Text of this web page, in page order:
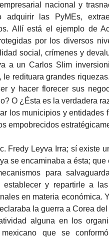
nacional y
adquirir las PyMEs,
Allí está el ejemplo de
por los diversos
social, crímenes y
a un Carlos Slim
le redituara grandes
y hacer florecer sus
O ¿Ésta es la verdadera
los municipios y entidades
empobrecidos
Fredy Leyva Irra; sí existe
se encaminaba a ésta;
para
establecer y repartirle a
en materia económica.
la guerra a Corea
alguna en los
mexicano que se